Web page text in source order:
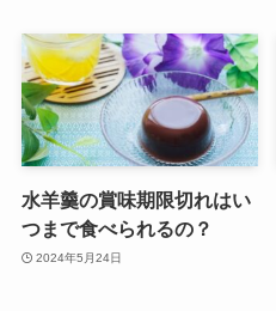
水羊羹の賞味期限切れはい
つまで食べられるの？
2024年5月24日